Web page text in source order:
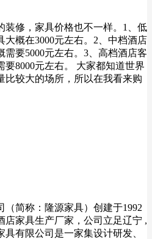
装修，家具价格也不一样。1、低
大概在3000元左右。2、中档酒店
需要5000元左右。3、高档酒店客
要8000元左右。 大家都知道世界
比较大的场所，所以在我看来购
（简称：隆源家具）创建于1992
店家具生产厂家，公司立足辽宁 ,
有限公司是一家集设计研发、